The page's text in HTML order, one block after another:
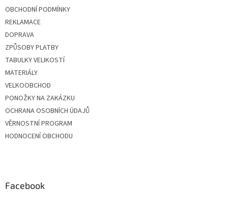
OBCHODNÍ PODMÍNKY
REKLAMACE
DOPRAVA
ZPŮSOBY PLATBY
TABULKY VELIKOSTÍ
MATERIÁLY
VELKOOBCHOD
PONOŽKY NA ZAKÁZKU
OCHRANA OSOBNÍCH ÚDAJŮ
VĚRNOSTNÍ PROGRAM
HODNOCENÍ OBCHODU
Facebook